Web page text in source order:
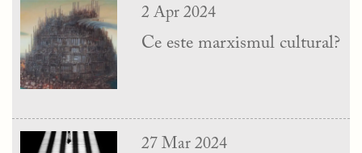
2 Apr 2024
Ce este marxismul cultural?
27 Mar 2024